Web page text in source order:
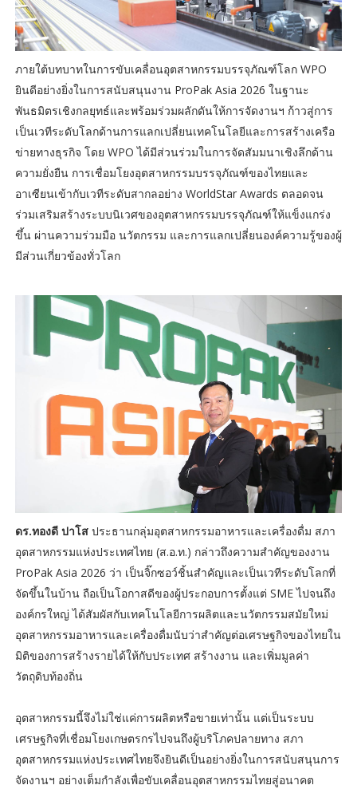
ภายใต้บทบาทในการขับเคลื่อนอุตสาหกรรมบรรจุภัณฑ์โลก WPO
ยินดีอย่างยิ่งในการสนับสนุนงาน ProPak Asia 2026 ในฐานะ
พันธมิตรเชิงกลยุทธ์และพร้อมร่วมผลักดันให้การจัดงานฯ ก้าวสู่การ
เป็นเวทีระดับโลกด้านการแลกเปลี่ยนเทคโนโลยีและการสร้างเครือ
ข่ายทางธุรกิจ โดย WPO ได้มีส่วนร่วมในการจัดสัมมนาเชิงลึกด้าน
ความยั่งยืน การเชื่อมโยงอุตสาหกรรมบรรจุภัณฑ์ของไทยและ
อาเซียนเข้ากับเวทีระดับสากลอย่าง WorldStar Awards ตลอดจน
ร่วมเสริมสร้างระบบนิเวศของอุตสาหกรรมบรรจุภัณฑ์ให้แข็งแกร่ง
ขึ้น ผ่านความร่วมมือ นวัตกรรม และการแลกเปลี่ยนองค์ความรู้ของผู้
มีส่วนเกี่ยวข้องทั่วโลก
ดร.ทองดี ปาโสประธานกลุ่มอุตสาหกรรมอาหารและเครื่องดื่ม สภา
อุตสาหกรรมแห่งประเทศไทย (ส.อ.ท.) กล่าวถึงความสำคัญของงาน
ProPak Asia 2026 ว่า เป็นจิ๊กซอว์ชิ้นสำคัญและเป็นเวทีระดับโลกที่
จัดขึ้นในบ้าน ถือเป็นโอกาสดีของผู้ประกอบการตั้งแต่ SME ไปจนถึง
องค์กรใหญ่ ได้สัมผัสกับเทคโนโลยีการผลิตและนวัตกรรมสมัยใหม่
อุตสาหกรรมอาหารและเครื่องดื่มนับว่าสำคัญต่อเศรษฐกิจของไทยใน
มิติของการสร้างรายได้ให้กับประเทศ สร้างงาน และเพิ่มมูลค่า
วัตถุดิบท้องถิ่น
อุตสาหกรรมนี้จึงไม่ใช่แค่การผลิตหรือขายเท่านั้น แต่เป็นระบบ
เศรษฐกิจที่เชื่อมโยงเกษตรกรไปจนถึงผู้บริโภคปลายทาง สภา
อุตสาหกรรมแห่งประเทศไทยจึงยินดีเป็นอย่างยิ่งในการสนับสนุนการ
จัดงานฯ อย่างเต็มกำลังเพื่อขับเคลื่อนอุตสาหกรรมไทยสู่อนาคต